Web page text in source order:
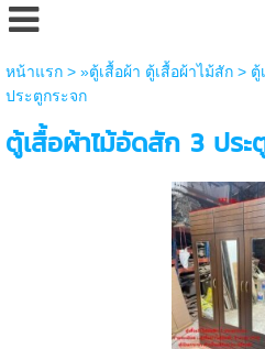
หน้าแรก> »ตู้เสื้อผ้า ตู้เสื้อผ้าไม้สัก> ตู้
ประตูกระจก
ตู้เสื้อผ้าไม้อัดสัก 3 ประ